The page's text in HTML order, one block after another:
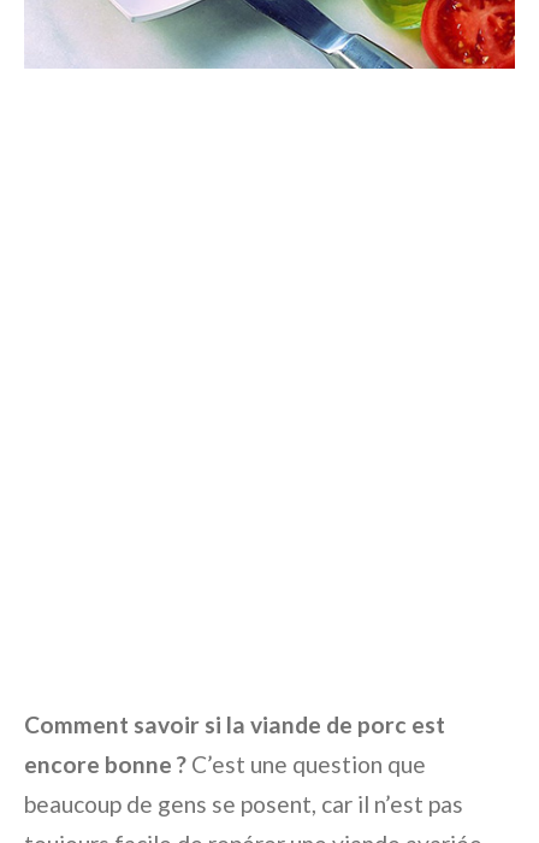
Comment savoir si la viande de porc est
encore bonne ? C’est une question que
beaucoup de gens se posent, car il n’est pas